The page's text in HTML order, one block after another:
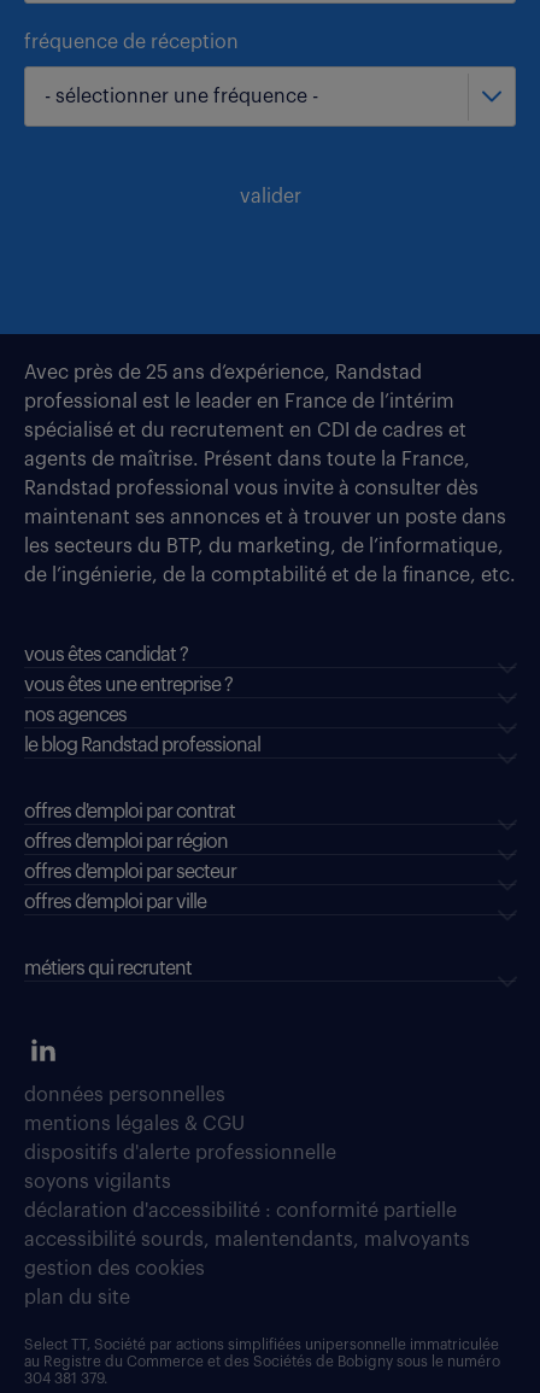
fréquence de réception
- sélectionner une fréquence -
valider
Avec près de 25 ans d’expérience, Randstad
professional est le leader en France de l’intérim
spécialisé et du recrutement en CDI de cadres et
agents de maîtrise. Présent dans toute la France,
Randstad professional vous invite à consulter dès
maintenant ses annonces et à trouver un poste dans
les secteurs du BTP, du marketing, de l’informatique,
de l’ingénierie, de la comptabilité et de la finance, etc.
vous êtes candidat ?
vous êtes une entreprise ?
nos agences
le blog Randstad professional
offres d'emploi par contrat
offres d'emploi par région
offres d'emploi par secteur
offres d’emploi par ville
métiers qui recrutent
données personnelles
mentions légales & CGU
dispositifs d'alerte professionnelle
soyons vigilants
déclaration d'accessibilité : conformité partielle
accessibilité sourds, malentendants, malvoyants
gestion des cookies
plan du site
Select TT, Société par actions simplifiées unipersonnelle immatriculée
au Registre du Commerce et des Sociétés de Bobigny sous le numéro
304 381 379.